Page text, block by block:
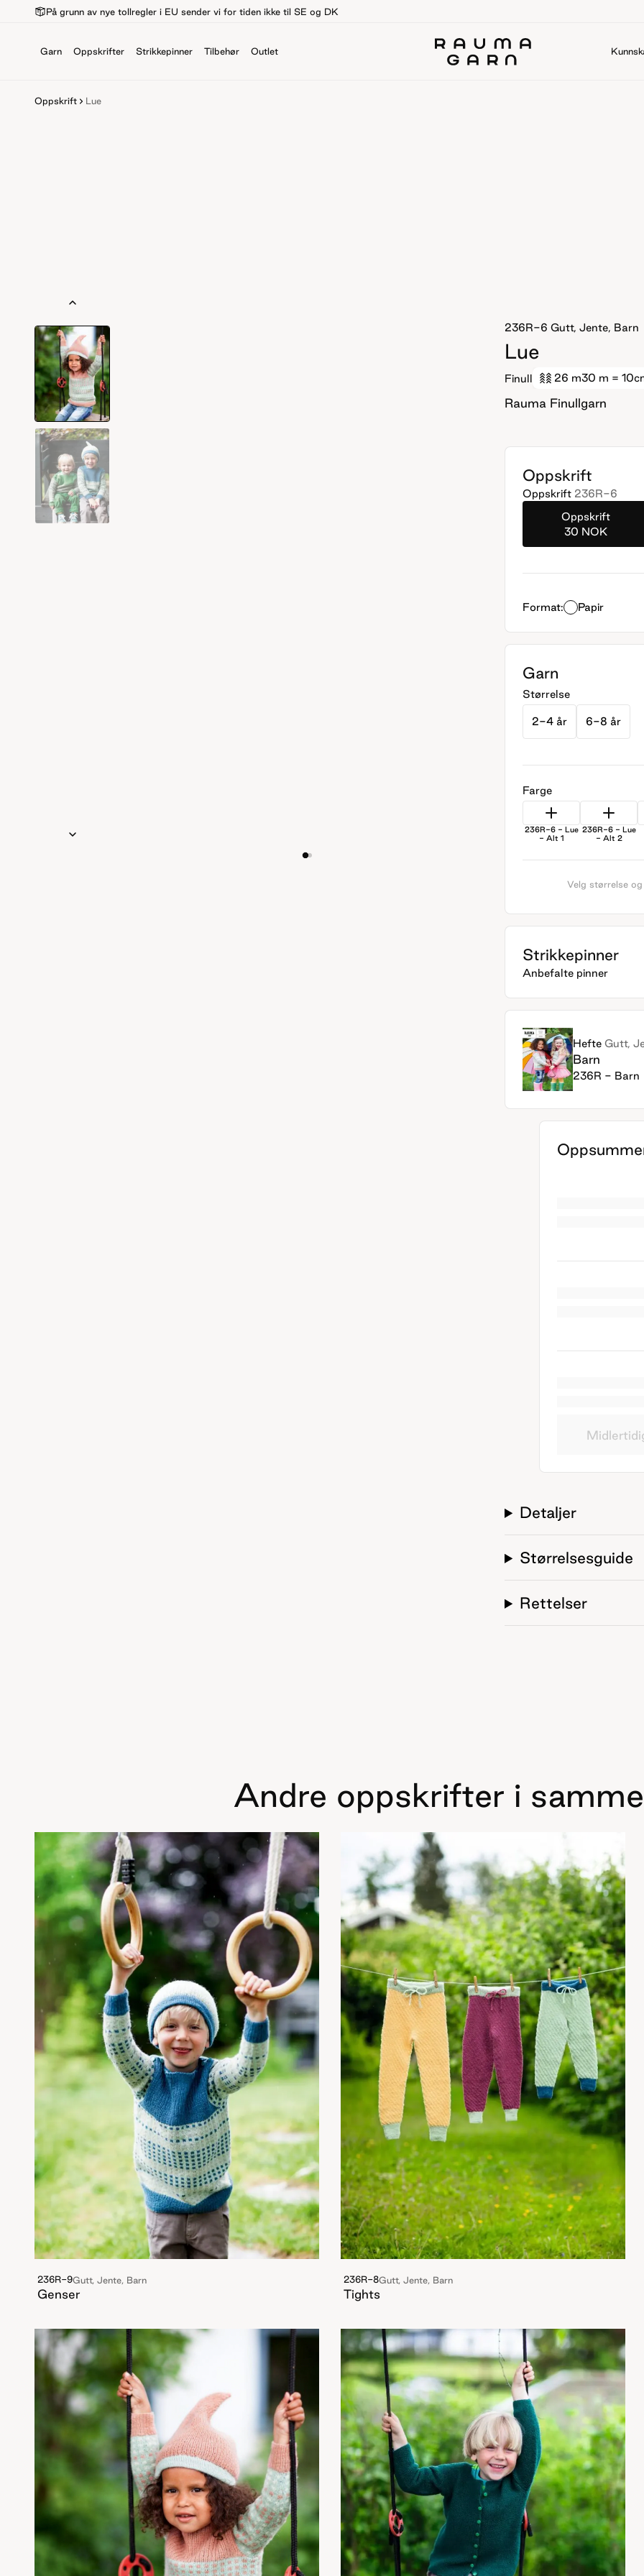
På grunn av nye tollregler i EU sender vi for tiden ikke til SE og DK
Garn Oppskrifter Strikkepinner Tilbehør Outlet
Oppskrift Lue
236R-6 Gutt, Jente, Barn
Lue
Finull 26 m30 m =
Rauma Finullgarn
Oppskrift
Oppskrift 236R-6
Oppskrift
30 NOK
Format: Papir
Garn
Størrelse
2-4 år 6-8 år
Farge
236R-6 - Lue
- Alt 1
236R-6 - Lue
- Alt 2
Velg størrelse
Strikkepinner
Anbefalte pinner
Hefte Gutt,
Barn
236R - Barn
Detaljer
Størrelsesguide
Rettelser
Andre oppskrifter i
236R-9Gutt, Jente, Barn
Genser
236R-8Gutt, Jente, Barn
Tights